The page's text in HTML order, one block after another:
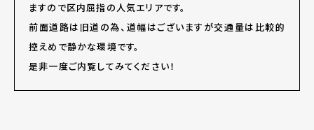
ますので区内屈指の人気エリアです。
前面道路は旧道の為、道幅はございますが交通量は比較的
控えめで静かな環境です。
是非一度ご内覧してみてください！